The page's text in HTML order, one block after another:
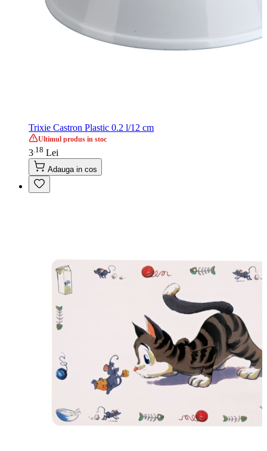
Trixie Castron Plastic 0.2 l/12 cm
Ultimul produs in stoc
3 18 Lei
Adauga in cos